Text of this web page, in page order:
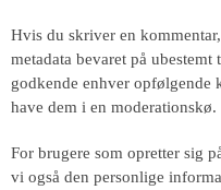
Hvis du skriver en
metadata bevaret på
godkende enhver opfølgende
have dem i en moderationskø.
For brugere som opretter sig
vi også den personlige